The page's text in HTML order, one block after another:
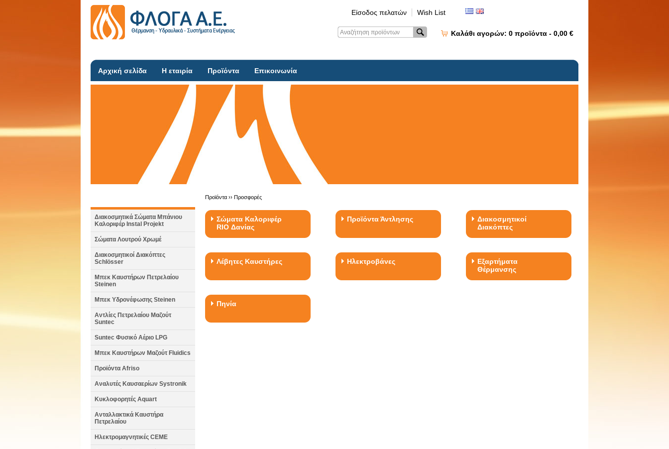
Είσοδος πελατών Wish List
Καλάθι αγορών: 0 προϊόντα - 0,00 €
Αρχική σελίδα Η εταιρία Προϊόντα Επικοινωνία
Διακοσμητικά Σώματα Μπάνιου
Καλοριφέρ Instal Projekt
Σώματα Λουτρού Χρωμέ
Διακοσμητικοί Διακόπτες
Schlösser
Μπεκ Καυστήρων Πετρελαίου
Steinen
Μπεκ Υδρονέφωσης Steinen
Αντλίες Πετρελαίου Μαζούτ
Suntec
Suntec Φυσικό Αέριο LPG
Μπεκ Καυστήρων Μαζούτ Fluidics
Προϊόντα Afriso
Αναλυτές Καυσαερίων Systronik
Κυκλοφορητές Aquart
Ανταλλακτικά Καυστήρα
Πετρελαίου
Ηλεκτρομαγνητικές CEME
Προϊόντα ›› Προσφορές
Σώματα Καλοριφέρ
RIO Δανίας
Προϊόντα Άντλησης
Διακοσμητικοί
Διακόπτες
Λέβητες Καυστήρες Ηλεκτροβάνες
Εξαρτήματα
Θέρμανσης
Πηνία